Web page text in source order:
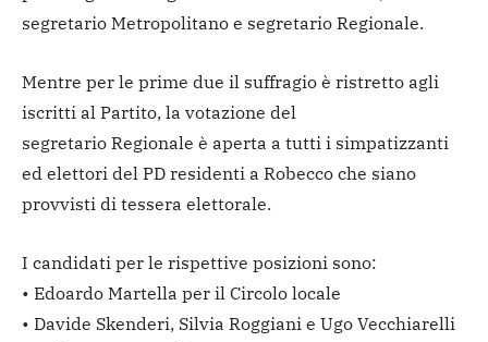
segretario Metropolitano e segretario Regionale.
Mentre per le prime due il suffragio è ristretto agli
iscritti al Partito, la votazione del
segretario Regionale è aperta a tutti i simpatizzanti
ed elettori del PD residenti a Robecco che siano
provvisti di tessera elettorale.
I candidati per le rispettive posizioni sono:
• Edoardo Martella per il Circolo locale
• Davide Skenderi, Silvia Roggiani e Ugo Vecchiarelli